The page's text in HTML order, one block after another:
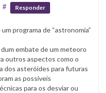
# Responder
programa de “astronomia”
embate de um meteoro
outros aspectos como o
dos asteróides para futuras
as possiveis
para os desviar ou